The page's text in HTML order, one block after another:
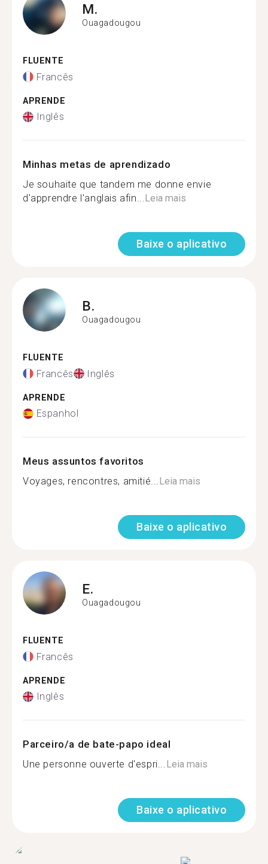
M.
Ouagadougou
FLUENTE
Francês
APRENDE
Inglês
Minhas metas de aprendizado
Je souhaite que tandem me donne envie
d'apprendre l'anglais afin...Leia mais
Baixe o aplicativo
B.
Ouagadougou
FLUENTE
Francês Inglês
APRENDE
Espanhol
Meus assuntos favoritos
Voyages, rencontres, amitié...Leia mais
Baixe o aplicativo
E.
Ouagadougou
FLUENTE
Francês
APRENDE
Inglês
Parceiro/a de bate-papo ideal
Une personne ouverte d'espri...Leia mais
Baixe o aplicativo